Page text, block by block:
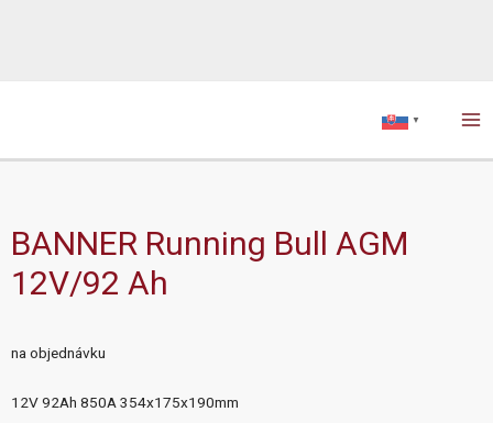
▼
BANNER Running Bull AGM
12V/92 Ah
na objednávku
12V 92Ah 850A 354x175x190mm